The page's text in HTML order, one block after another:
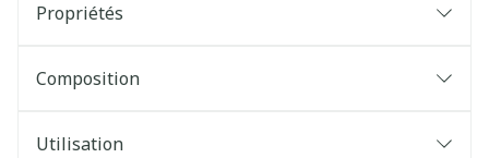
Propriétés
Composition
Utilisation